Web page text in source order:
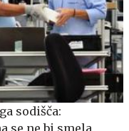
sodišča: